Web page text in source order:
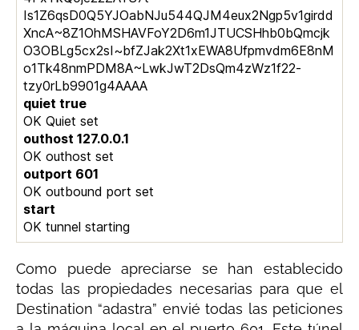
Is1Z6qsD0Q5YJOabNJu544QJM4eux2Ngp5v1girdd
XncA~8Z1OhMSHAVFoY2D6m1JTUCSHhb0bQmcjk
O3OBLg5cx2sI~bfZJak2Xt1xEWA8Ufpmvdm6E8nM
o1Tk48nmPDM8A~LwkJwT2DsQm4zWz1f22-
tzy0rLb9901g4AAAA
quiet true
OK Quiet set
outhost 127.0.0.1
OK outhost set
outport 601
OK outbound port set
start
OK tunnel starting
Como puede apreciarse se han establecido
todas las propiedades necesarias para que el
Destination “adastra” envié todas las peticiones